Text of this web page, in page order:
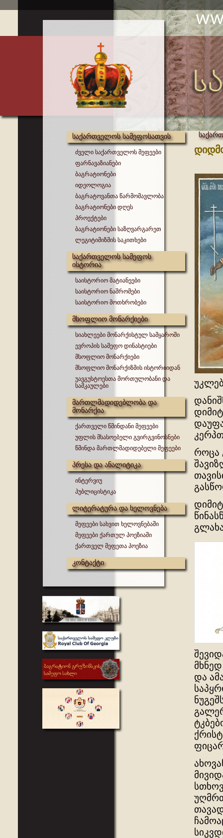
საქართველოს სამეფოსათვის
ძველი საქართველოს მეფეები
ფარნავაზიანები
ბაგრატიონები
იდეოლოგია
ბაგრატოვანთა წარმომავლობა
ბაგრატიონები დღეს
პროექტები
ბაგრატიონები საზღვარგარეთ
ლეგიტიმიზმის საკითხები
საქართველოს სამეფოს
ისტორია
საისტორიო მატიანეები
საისტორიო ნაშრომები
საისტორიო მოთხრობები
მსოფლიო მონარქიები
სიახლეები მონარქისტულ სამყაროში
ევროპის სამეფო დინასტიები
მსოფლიო მონარქიები
მსოფლიო მონარქიზმის ისტორიიდან
უავგუსტოესთა მორთულობანი და
სამკაულები
მართლმადიდებლობა და
მონარქია
ქართველი წმინდანი მეფეები
უფლის მსასოებელი გვირგვინოსნები
წმინდა მართლმადიდებელი მეფეები
პრესა და ანალიტიკა
ინტერვიუ
პუბლიცისტიკა
ლიტერატურა და ხელოვნება
მეფეები სახვით ხელოვნებაში
მეფეები ქართულ პოეზიაში
ქართველ მეფეთა პოეზია
კონტაქტი
როცა
და